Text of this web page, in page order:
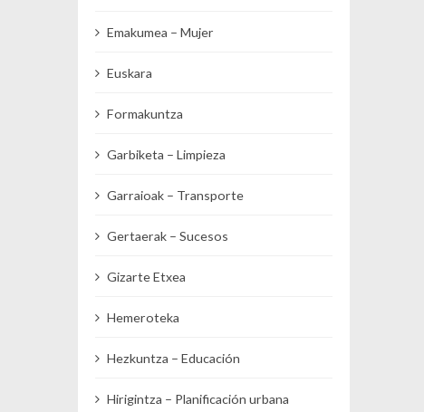
Emakumea – Mujer
Euskara
Formakuntza
Garbiketa – Limpieza
Garraioak – Transporte
Gertaerak – Sucesos
Gizarte Etxea
Hemeroteka
Hezkuntza – Educación
Hirigintza – Planificación urbana